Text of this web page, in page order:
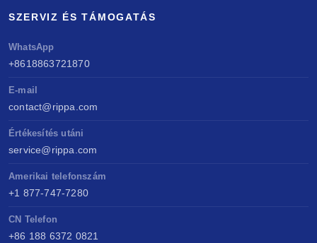
SZERVIZ ÉS TÁMOGATÁS
WhatsApp
+8618863721870
E-mail
contact@rippa.com
Értékesítés utáni
service@rippa.com
Amerikai telefonszám
+1 877-747-7280
CN Telefon
+86 188 6372 0821